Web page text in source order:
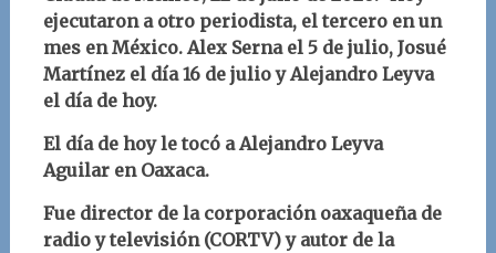
ejecutaron a otro periodista, el tercero en un
mes en México. Alex Serna el 5 de julio, Josué
Martínez el día 16 de julio y Alejandro Leyva
el día de hoy.
El día de hoy le tocó aAlejandro Leyva
Aguilar en Oaxaca.
Fue director de la corporación oaxaqueña de
radio y televisión (CORTV) y autor de la